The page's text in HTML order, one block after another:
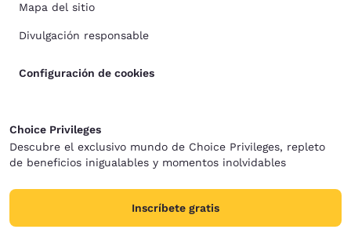
Mapa del sitio
Divulgación responsable
Configuración de cookies
Choice Privileges
Descubre el exclusivo mundo de Choice Privileges, repleto
de beneficios inigualables y momentos inolvidables
Inscríbete gratis